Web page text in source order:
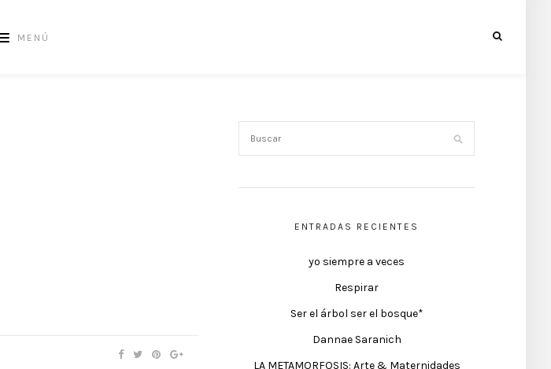
MENÚ
ENTRADAS RECIENTES
yo siempre a veces
Respirar
Ser el árbol ser el bosque*
Dannae Saranich
LA METAMORFOSIS: Arte & Maternidades